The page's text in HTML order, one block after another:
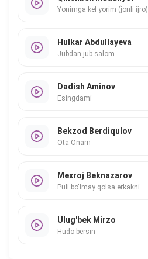
Yonimga kel yorim (jonli ijro)
Hulkar Abdullayeva
Jubdan jub salom
Dadish Aminov
Esingdami
Bekzod Berdiqulov
Ota-Onam
Mexroj Beknazarov
Puli bo'lmay qolsa erkakni
Ulug'bek Mirzo
Hudo bersin